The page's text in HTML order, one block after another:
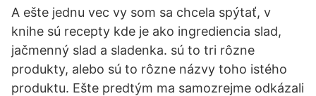
A ešte jednu vec vy som sa chcela spýtať, v
knihe sú recepty kde je ako ingrediencia slad,
jačmenný slad a sladenka. sú to tri rôzne
produkty, alebo sú to rôzne názvy toho istého
produktu. Ešte predtým ma samozrejme odkázali